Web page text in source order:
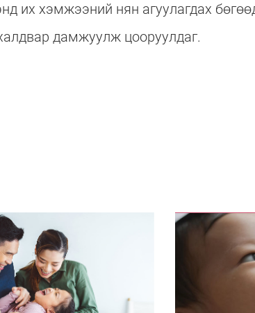
их хэмжээний нян агуулагдах
дамжуулж цооруулдаг.